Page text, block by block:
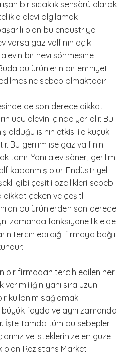
bir sıcaklık sensörü olarak
alevi algılamak
olan bu endüstriyel
varsa gaz valfinin açık
bir nevi sönmesine
bu ürünlerin bir emniyet
sebep olmaktadır.
de son derece dikkat
ucu alevin içinde yer alır. Bu
olduğu ısının etkisi ile küçük
Bu gerilim ise gaz valfinin
tanır. Yani alev söner, gerilim
kapanmış olur. Endüstriyel
gibi çeşitli özellikleri sebebi
çeken ve çeşitli
bu ürünlerden son derece
zamanda fonksiyonellik elde
tercih edildiği firmaya bağlı
bir firmadan tercih edilen her
yanı sıra uzun
kullanım sağlamak
fayda ve aynı zamanda
İşte tamda tüm bu sebepler
ve isteklerinize en güzel
olan Rezistans Market